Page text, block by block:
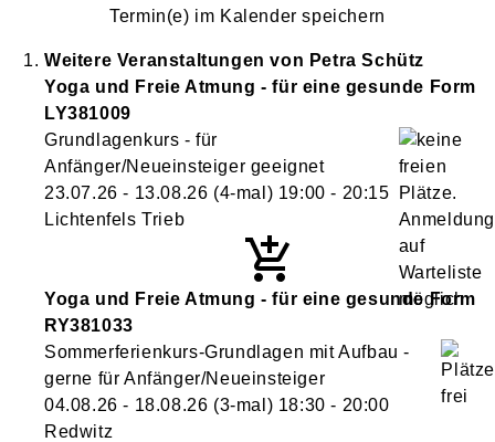
Termin(e) im Kalender speichern
Weitere Veranstaltungen von PetraSchütz
Yoga und Freie Atmung - für eine gesunde Form
LY381009
Grundlagenkurs - für
Anfänger/Neueinsteiger geeignet
23.07.26 - 13.08.26 (4-mal) 19:00 - 20:15
Lichtenfels Trieb
Yoga und Freie Atmung - für eine gesunde Form
RY381033
Sommerferienkurs-Grundlagen mit Aufbau -
gerne für Anfänger/Neueinsteiger
04.08.26 - 18.08.26 (3-mal) 18:30 - 20:00
Redwitz